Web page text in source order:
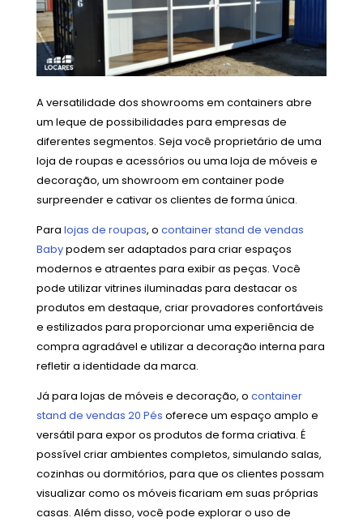
A versatilidade dos showrooms em containers abre
um leque de possibilidades para empresas de
diferentes segmentos. Seja você proprietário de uma
loja de roupas e acessórios ou uma loja de móveis e
decoração, um showroom em container pode
surpreender e cativar os clientes de forma única.
Para lojas de roupas, o container stand de vendas
Babypodem ser adaptados para criar espaços
modernos e atraentes para exibir as peças. Você
pode utilizar vitrines iluminadas para destacar os
produtos em destaque, criar provadores confortáveis
e estilizados para proporcionar uma experiência de
compra agradável e utilizar a decoração interna para
refletir a identidade da marca.
Já para lojas de móveis e decoração, o container
stand de vendas 20 Pés oferece um espaço amplo e
versátil para expor os produtos de forma criativa. É
possível criar ambientes completos, simulando salas,
cozinhas ou dormitórios, para que os clientes possam
visualizar como os móveis ficariam em suas próprias
casas. Além disso, você pode explorar o uso de